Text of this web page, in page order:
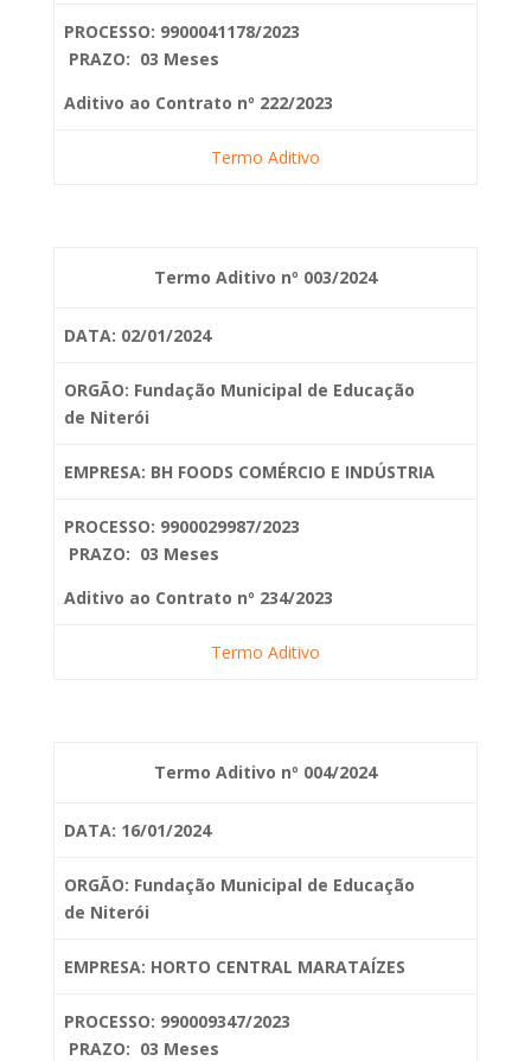
PROCESSO: 9900041178/2023
PRAZO: 03 Meses
Aditivo ao Contrato nº 222/2023
Termo Aditivo
Termo Aditivo nº 003/2024
DATA: 02/01/2024
ORGÃO: Fundação Municipal de Educação
de Niterói
EMPRESA: BH FOODS COMÉRCIO E INDÚSTRIA
PROCESSO: 9900029987/2023
PRAZO: 03 Meses
Aditivo ao Contrato nº 234/2023
Termo Aditivo
Termo Aditivo nº 004/2024
DATA: 16/01/2024
ORGÃO: Fundação Municipal de Educação
de Niterói
EMPRESA: HORTO CENTRAL MARATAÍZES
PROCESSO: 990009347/2023
PRAZO: 03 Meses